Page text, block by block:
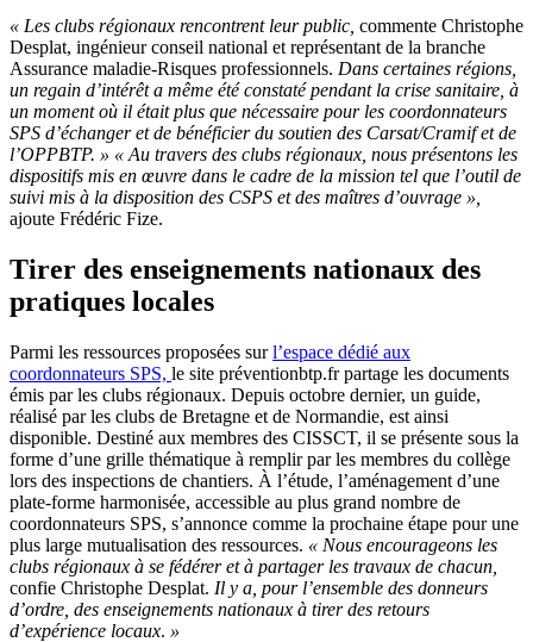
« Les clubs régionaux rencontrent leur public, commente Christophe
Desplat, ingénieur conseil national et représentant de la branche
Assurance maladie-Risques professionnels. Dans certaines régions,
un regain d’intérêt a même été constaté pendant la crise sanitaire, à
un moment où il était plus que nécessaire pour les coordonnateurs
SPS d’échanger et de bénéficier du soutien des Carsat/Cramif et de
l’OPPBTP. » « Au travers des clubs régionaux, nous présentons les
dispositifs mis en œuvre dans le cadre de la mission tel que l’outil de
suivi mis à la disposition des CSPS et des maîtres d’ouvrage »,
ajoute Frédéric Fize.
Tirer des enseignements nationaux des
pratiques locales
Parmi les ressources proposées surl’espace dédié aux
coordonnateurs SPS, le site préventionbtp.fr partage les documents
émis par les clubs régionaux. Depuis octobre dernier, un guide,
réalisé par les clubs de Bretagne et de Normandie, est ainsi
disponible. Destiné aux membres des CISSCT, il se présente sous la
forme d’une grille thématique à remplir par les membres du collège
lors des inspections de chantiers. À l’étude, l’aménagement d’une
plate-forme harmonisée, accessible au plus grand nombre de
coordonnateurs SPS, s’annonce comme la prochaine étape pour une
plus large mutualisation des ressources. « Nous encourageons les
clubs régionaux à se fédérer et à partager les travaux de chacun,
confie Christophe Desplat. Il y a, pour l’ensemble des donneurs
d’ordre, des enseignements nationaux à tirer des retours
d’expérience locaux. »